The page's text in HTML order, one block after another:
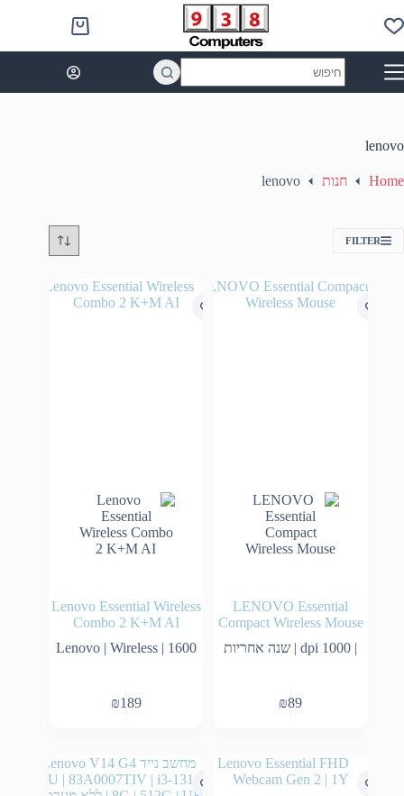
to
content
Shopping
cart
results
lenovo
Home חנות lenovo
FILTER
LENOVO Essential
Compact Wireless Mouse
| 1000 dpi | שנה אחריות
₪89
Lenovo Essential Wireless
Combo 2 K+M AI
Lenovo | Wireless | 1600
₪189